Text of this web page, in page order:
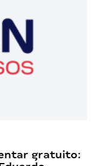
gratuito: